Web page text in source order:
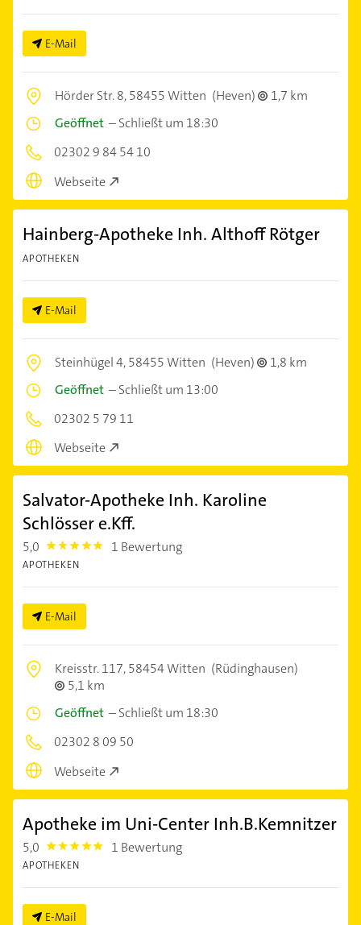
E-Mail
Hörder Str. 8,58455 Witten (Heven)
1,7 km
Geöffnet –Schließt um 18:30
02302 9 84 54 10
Webseite
Hainberg-Apotheke Inh. Althoff Rötger
APOTHEKEN
E-Mail
Steinhügel 4,58455 Witten (Heven)
1,8 km
Geöffnet –Schließt um 13:00
02302 5 79 11
Webseite
Salvator-Apotheke Inh. Karoline
Schlösser e.Kff.
5,0 5.0 1 Bewertung
APOTHEKEN
E-Mail
Kreisstr. 117,58454 Witten (Rüdinghausen)
5,1 km
Geöffnet –Schließt um 18:30
02302 8 09 50
Webseite
Apotheke im Uni-Center Inh.B.Kemnitzer
5,0 5.0 1 Bewertung
APOTHEKEN
E-Mail